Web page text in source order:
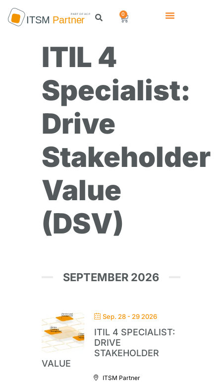
0
ITIL 4
Specialist:
Drive
Stakeholder
Value
(DSV)
SEPTEMBER 2026
Sep. 28 - 29 2026
ITIL 4 SPECIALIST:
DRIVE
STAKEHOLDER
VALUE
ITSM Partner